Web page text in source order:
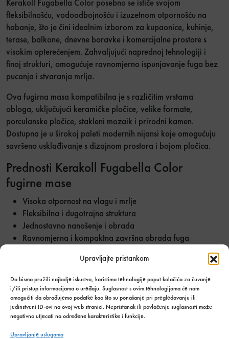
Upravljajte pristankom
Da bismo pružili najbolje iskustvo, koristimo tehnologije poput kolačića za čuvanje
i/ili pristup informacijama o uređaju. Suglasnost s ovim tehnologijama će nam
omogućiti da obrađujemo podatke kao što su ponašanje pri pregledavanju ili
jedinstveni ID-ovi na ovoj web stranici. Nepristanak ili povlačenje suglasnosti može
negativno utjecati na određene karakteristike i funkcije.
Upravljanje uslugama
Kerakoll Fugabella Color posebno se ističe svojom
fleksibilnošću, vodoodbojnošću i izuzetnom otpornošću na
habanje, što je čini idealnim izborom za kupaonice, kuhinje,
terase, balkone, dnevne boravke i komercijalne prostore s
visokim opterećenjem. Zahvaljujući naprednoj tehnologiji i
finoj strukturi, omogućuje ravnomjerno ispunjavanje fuga bez
pucanja i stvaranja mrlja.
Ova fugirna masa kompatibilna je s različitim vrstama
obloga, uključujući keramičke pločice, velike formate,
porculanske pločice, stakleni mozaik i prirodni kamen.
Dostupna je u širokoj paleti modernih nijansi koje omogućuju
savršeno usklađivanje s dizajnom prostora i bojom pločica.
Prednosti Kerakoll Fugabella Color
fugirne mase
Visoka otpornost na vlagu i mrlje
Fleksibilna i dugotrajna struktura
Jednostavno nanošenje i obrada
Ravnomjerna i kompaktna završna obrada fuga
Idealna za unutarnje i vanjske prostore
Pogodna za podne i zidne obloge
Širok izbor dekorativnih boja
Kerakoll Fugabella Color fugirna masa omogućuje
profesionalan završni izgled svake keramičke površine te
doprinosi dugotrajnosti i estetici prostora. Zahvaljujući